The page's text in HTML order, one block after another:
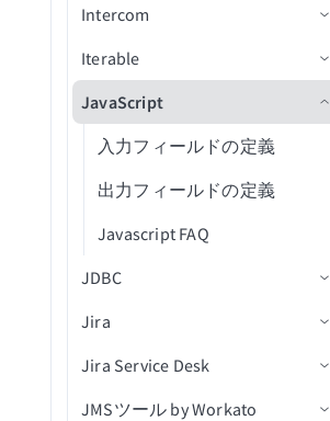
タスクを作成
タスクを更新
検索
ファイル権限を更新
ファイルのアップロード
レコードを検索
データを転送
レコードの更新
添付ファイルを作成（v3）
オブジェクトの更新
オブジェクトを更新（v3）
オブジェクトの検索
オブジェクトを検索（v3）
IDでオブジェクトを取得
申請を進める
候補者を採用済みにする(v3)
アプリケーションを移動(v3)
応範囲
レコードの作成
IDによるレコード詳細の取
得
アクションテンプレートを
適用
レコードの削除
レコードを一覧表示
新規レコード
新規レコード（バッチ）
新規/更新済みレコード
新規/更新済みレコード（バ
アクション
レコードを取得
レコードを検索（バッチ）
レコードの作成
レコードを作成（バッチ）
レコードの更新
レコードを更新（バッチ）
会社に関連付けられた連絡
行を挿入
行をアップサート
行を選択
カスタムSQLを使用した行
アクション
ドキュメントを処理
ドキュメントを分類
コネクション設定
トリガー
新規連絡先
新規組織
連絡先が更新済み
組織が更新済み
更新された商談
アクション
連絡先を作成
組織を作成
商談を作成
イベントを作成
商談にメモを追加
商談を更新
Intercom
コネクション設定
トリガー
新規会社
新規連絡先
新規会話
新規ユーザー
会話が更新済み
ユーザーが更新済み
アクション
会話メモを追加
ユーザーをアーカイブ
ユーザーを作成/更新
ユーザーとして会話に返信
ユーザー別に会話を検索
Iterable
コネクション設定
トリガー
アクション
JavaScript
入力フィールドの定義
出力フィールドの定義
Javascript FAQ
JDBC
コネクション設定
トリガー
新規行
アクション
Jira
コネクション設定
トリガー
Jira Service Desk
コネクション設定
JMSツール by Workato